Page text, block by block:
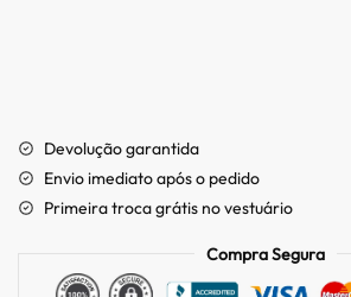
Devolução garantida
Envio imediato após o pedido
Primeira troca grátis no vestuário
Compra Segura